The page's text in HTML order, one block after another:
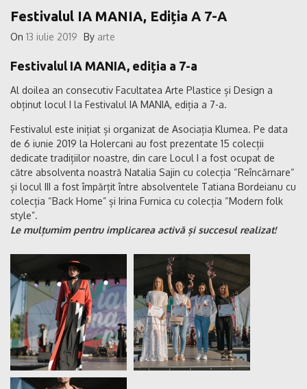
Festivalul IA MANIA, Ediția A 7-A
On 13 iulie 2019 By arte
Festivalul IA MANIA, ediția a 7-a
Al doilea an consecutiv Facultatea Arte Plastice și Design a
obținut locul I la Festivalul IA MANIA, ediția a 7-a.
Festivalul este inițiat și organizat de Asociația Klumea. Pe data
de 6 iunie 2019 la Holercani au fost prezentate 15 colecții
dedicate tradițiilor noastre, din care Locul I a fost ocupat de
către absolventa noastră Natalia Sajin cu colecția “Reîncărnare“
și locul III a fost împărțit între absolventele Tatiana Bordeianu cu
colecția “Back Home” și Irina Furnica cu colecția “Modern folk
style”.
Le mulțumim pentru implicarea activă și succesul realizat!